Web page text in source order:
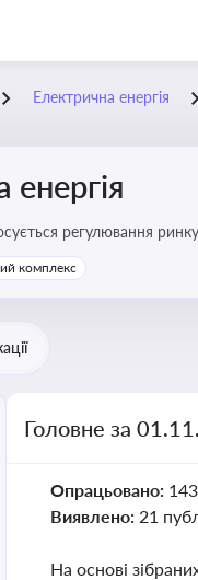
Електрична енергія
енергія
регулювання
комплекс
Головне за
Опрацьовано:
Виявлено: 21
На основі